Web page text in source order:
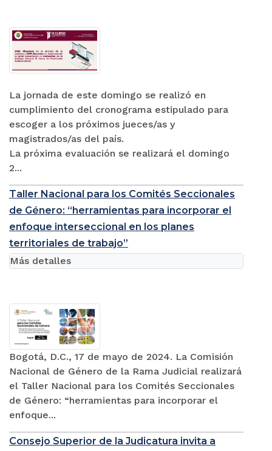
La jornada de este domingo se realizó en
cumplimiento del cronograma estipulado para
escoger a los próximos jueces/as y
magistrados/as del país.
La próxima evaluación se realizará el domingo
2...
Taller Nacional para los Comités Seccionales
de Género: “herramientas para incorporar el
enfoque interseccional en los planes
territoriales de trabajo”
Bogotá, D.C., 17 de mayo de 2024. La Comisión
Nacional de Género de la Rama Judicial realizará
el Taller Nacional para los Comités Seccionales
de Género: “herramientas para incorporar el
enfoque...
Más detalles
Consejo Superior de la Judicatura invita a